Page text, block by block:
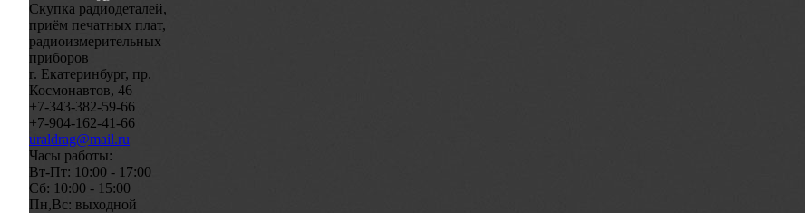
Скупка радиодеталей,
приём печатных плат,
радиоизмерительных
приборов
г. Екатеринбург, пр.
Космонавтов, 46
+7-343-382-59-66
+7-904-162-41-66
uraldrag@mail.ru
Часы работы:
Вт-Пт: 10:00 - 17:00
Сб: 10:00 - 15:00
Пн,Вс: выходной